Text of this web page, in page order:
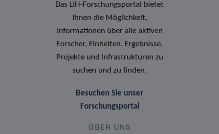
Das LIH-Forschungsportal bietet
Ihnen die Möglichkeit,
Informationen über alle aktiven
Forscher, Einheiten, Ergebnisse,
Projekte und Infrastrukturen zu
suchen und zu finden.
Besuchen Sie unser
Forschungsportal
ÜBER UNS